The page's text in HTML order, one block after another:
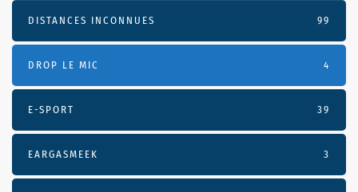
DISTANCES INCONNUES 99
DROP LE MIC 4
E-SPORT 39
EARGASMEEK 3